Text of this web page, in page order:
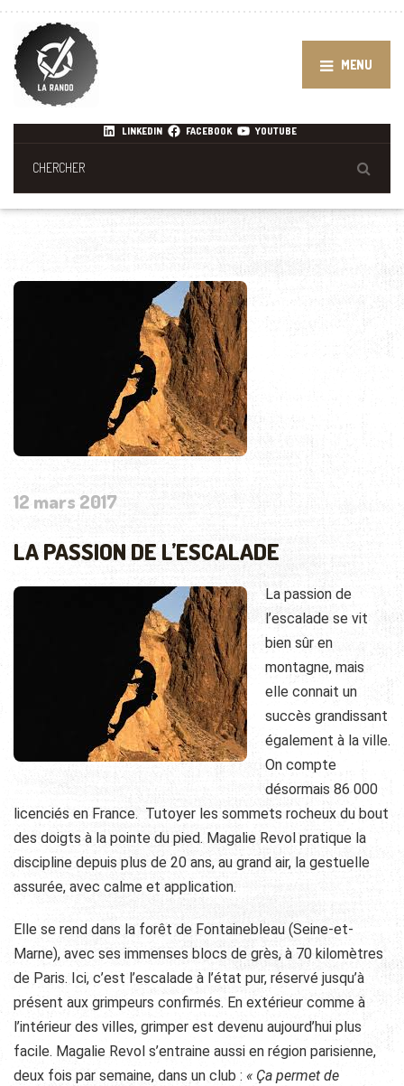
MENU
LINKEDIN FACEBOOK YOUTUBE
12 mars 2017
LA PASSION DE L’ESCALADE
La passion de
l’escalade se vit
bien sûr en
montagne, mais
elle connait un
succès grandissant
également à la ville.
On compte
désormais 86 000
licenciés en France. Tutoyer les sommets rocheux du bout
des doigts à la pointe du pied. Magalie Revol pratique la
discipline depuis plus de 20 ans, au grand air, la gestuelle
assurée, avec calme et application.
Elle se rend dans la forêt de Fontainebleau (Seine-et-
Marne), avec ses immenses blocs de grès, à 70 kilomètres
de Paris. Ici, c’est l’escalade à l’état pur, réservé jusqu’à
présent aux grimpeurs confirmés. En extérieur comme à
l’intérieur des villes, grimper est devenu aujourd’hui plus
facile. Magalie Revol s’entraine aussi en région parisienne,
deux fois par semaine, dans un club : « Ça permet de